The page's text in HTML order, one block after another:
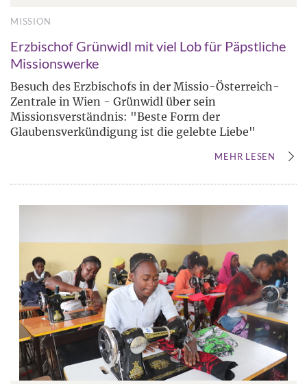
MISSION
Erzbischof Grünwidl mit viel Lob für Päpstliche
Missionswerke
Besuch des Erzbischofs in der Missio-Österreich-
Zentrale in Wien - Grünwidl über sein
Missionsverständnis: "Beste Form der
Glaubensverkündigung ist die gelebte Liebe"
MEHR LESEN